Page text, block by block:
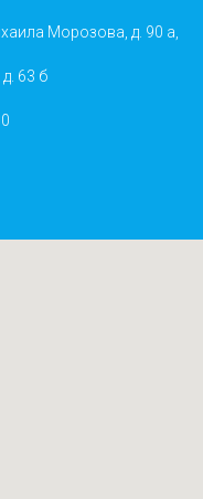
Морозова, д. 90 а,
63 б